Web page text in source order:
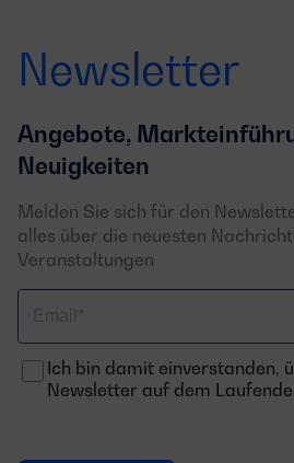
Newsletter
Angebote,
Neuigkeiten
Melden Sie sich für den
alles über die neuesten
Veranstaltungen
Ich bin damit einverstanden,
Newsletter auf dem